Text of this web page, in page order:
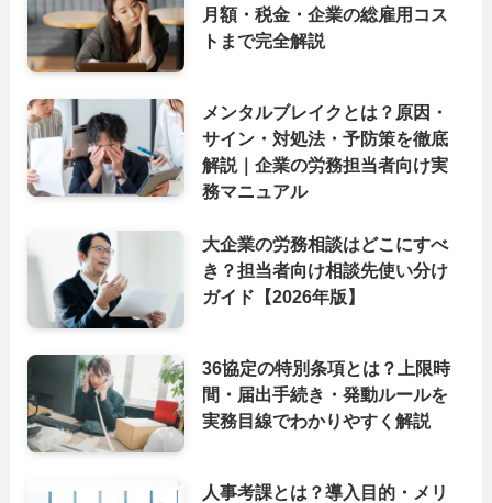
月額・税金・企業の総雇用コス
トまで完全解説
メンタルブレイクとは？原因・
サイン・対処法・予防策を徹底
解説｜企業の労務担当者向け実
務マニュアル
大企業の労務相談はどこにすべ
き？担当者向け相談先使い分け
ガイド【2026年版】
36協定の特別条項とは？上限時
間・届出手続き・発動ルールを
実務目線でわかりやすく解説
人事考課とは？導入目的・メリ